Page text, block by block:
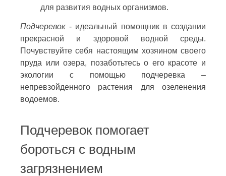
для развития водных организмов.
Подчеревок - идеальный помощник в создании
прекрасной и здоровой водной среды.
Почувствуйте себя настоящим хозяином своего
пруда или озера, позаботьтесь о его красоте и
экологии с помощью подчеревка –
непревзойденного растения для озеленения
водоемов.
Подчеревок помогает
бороться с водным
загрязнением